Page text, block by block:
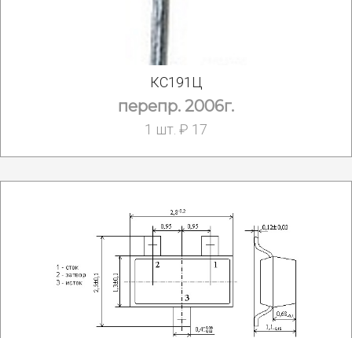
КС191Ц
перепр. 2006г.
1 шт. ₽ 17